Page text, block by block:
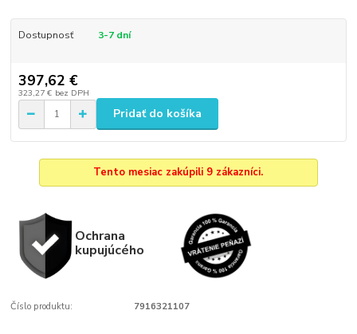
Dostupnosť 3-7 dní
397,62 €
323,27 € bez DPH
Pridať do košíka
Tento mesiac zakúpili 9 zákazníci.
Ochrana
kupujúcého
Číslo produktu: 7916321107